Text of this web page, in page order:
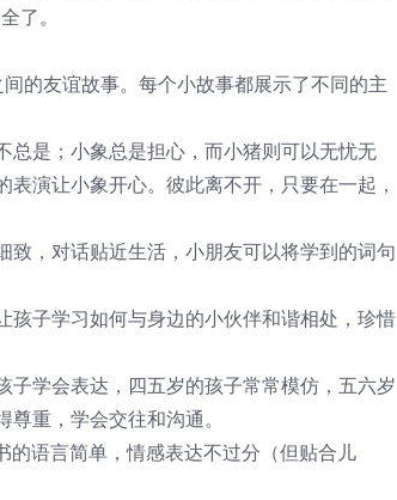
了。
的友谊故事。每个小故事都展示了不同的主
总是；小象总是担心，而小猪则可以无忧无
演让小象开心。彼此离不开，只要在一起，
，对话贴近生活，小朋友可以将学到的词句
子学习如何与身边的小伙伴和谐相处，珍惜
学会表达，四五岁的孩子常常模仿，五六岁
重，学会交往和沟通。
语言简单，情感表达不过分（但贴合儿